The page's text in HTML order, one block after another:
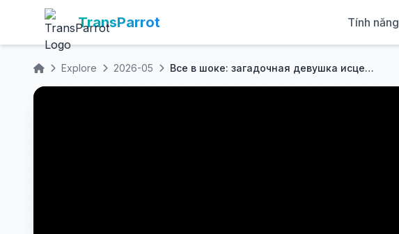
TransParrot Tính năng
Explore 2026-05 Все в шоке: загадочная девушка исцелила CEO супом — он отец её ребёнка.